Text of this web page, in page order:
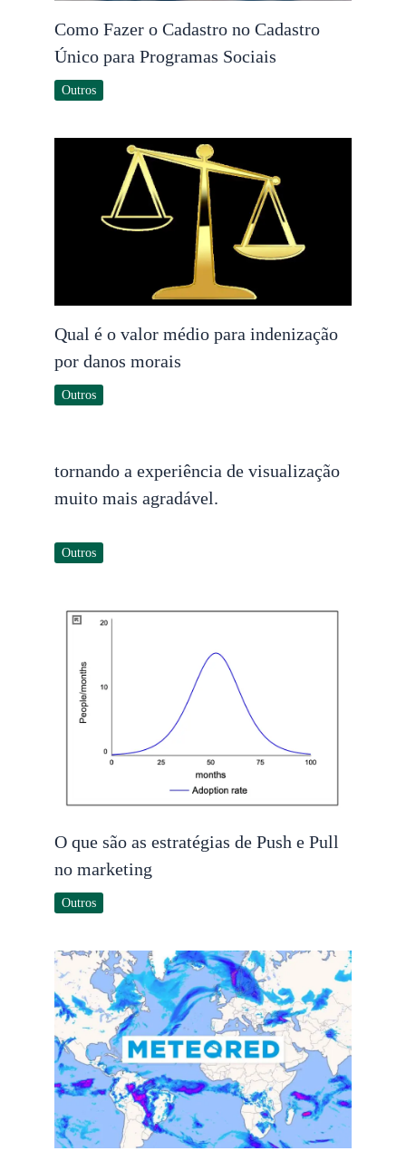
Como Fazer o Cadastro no Cadastro
Único para Programas Sociais
Outros
Qual é o valor médio para indenização
por danos morais
Outros
tornando a experiência de visualização
muito mais agradável.
Outros
O que são as estratégias de Push e Pull
no marketing
Outros